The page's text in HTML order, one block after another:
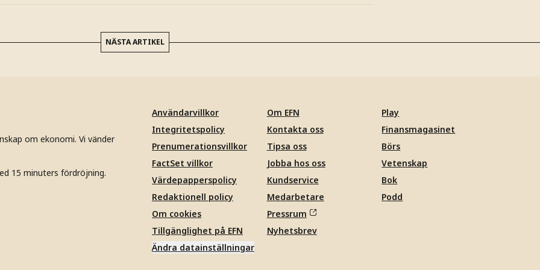
NÄSTA ARTIKEL
om ekonomi. Vi vänder
15 minuters fördröjning.
Användarvillkor
Integritetspolicy
Prenumerationsvillkor
FactSet villkor
Värdepapperspolicy
Redaktionell policy
Om cookies
Tillgänglighet på EFN
Ändra datainställningar
Om EFN
Kontakta oss
Tipsa oss
Jobba hos oss
Kundservice
Medarbetare
Pressrum
Nyhetsbrev
Play
Finansmagasinet
Börs
Vetenskap
Bok
Podd